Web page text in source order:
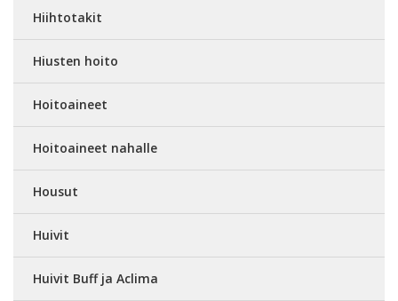
Hiihtotakit
Hiusten hoito
Hoitoaineet
Hoitoaineet nahalle
Housut
Huivit
Huivit Buff ja Aclima